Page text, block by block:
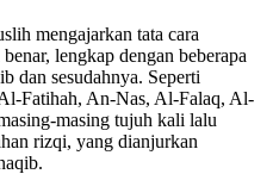
mengajarkan tata cara
lengkap dengan beberapa
dan sesudahnya. Seperti
Fatihah, An-Nas, Al-Falaq, Al-
masing tujuh kali lalu
rizqi, yang dianjurkan